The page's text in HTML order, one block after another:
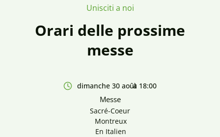
Unisciti a noi
Orari delle prossime
messe
dimanche 30 aoûtà 18:00
Messe
Sacré-Coeur
Montreux
En Italien